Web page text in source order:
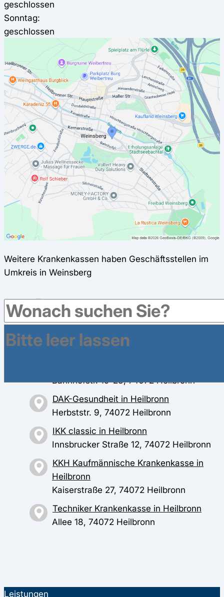
geschlossen
Sonntag:
geschlossen
Weitere Krankenkassen haben Geschäftsstellen im
Umkreis in Weinsberg
Audi BKK in Neckarsulm
NSU-Straße 1, 74172 Neckarsulm
Audi BKK in Neckarsulm
Bahnhofplatz 2, 74172 Neckarsulm
Bahnhofstr. 19-23, 74072 Heilbronn
DAK-Gesundheit in Heilbronn
Herbststr. 9, 74072 Heilbronn
IKK classic in Heilbronn
Innsbrucker Straße 12, 74072 Heilbronn
KKH Kaufmännische Krankenkasse in
Heilbronn
Kaiserstraße 27, 74072 Heilbronn
Techniker Krankenkasse in Heilbronn
Allee 18, 74072 Heilbronn
Leistungen